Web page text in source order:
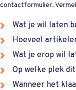
contactformulier.
Wat je wil laten
Hoeveel
Wat je erop wil
Op welke plek
Wanneer het